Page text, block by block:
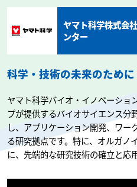
ヤマト科学株式会
ンター
科学・技術の未来のために
ヤマト科学バイオ・イノベーショ
プが提供するバイオサイエンス分
し、アプリケーション開発、ワー
る研究拠点です。特に、オルガノ
に、先端的な研究技術の確立と応